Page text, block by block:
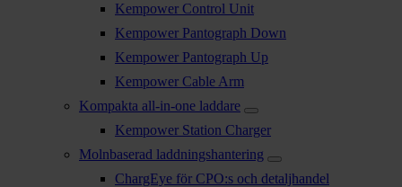
Kempower Control Unit
Kempower Pantograph Down
Kempower Pantograph Up
Kempower Cable Arm
Kompakta all-in-one laddare
Kempower Station Charger
Molnbaserad laddningshantering
ChargEye för CPO:s och detaljhandel